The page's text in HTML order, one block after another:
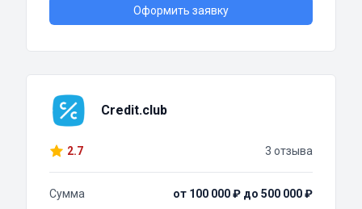
Оформить заявку
Credit.club
2.7 3 отзыва
Сумма
от 100 000 ₽ до 500 000 ₽